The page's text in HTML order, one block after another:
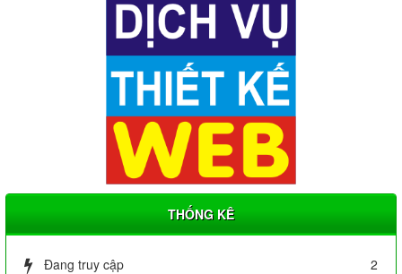
THỐNG KÊ
Đang truy cập 2